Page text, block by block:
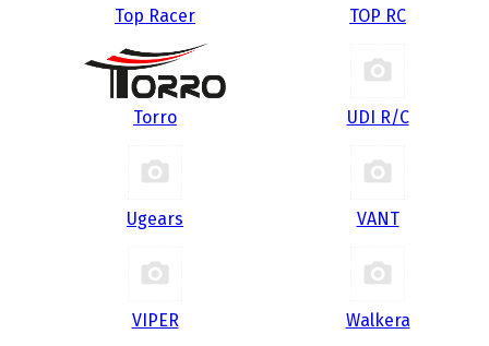
Top Racer TOP RC
Torro UDI R/С
Ugears VANT
VIPER Walkera